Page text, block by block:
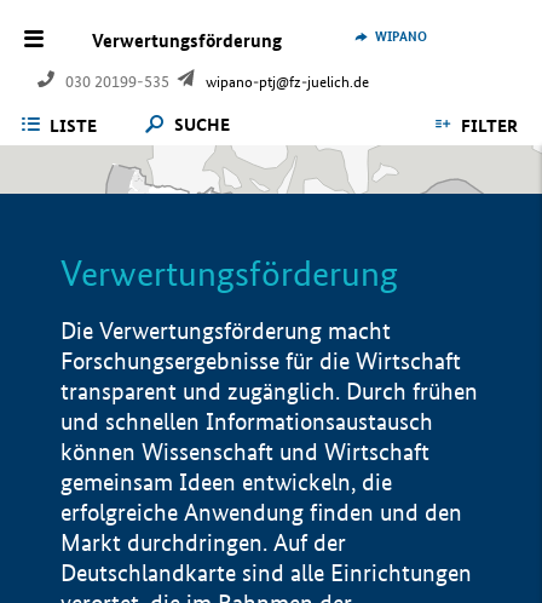
Verwertungsförderung
030 20199-535 wipano-ptj@fz-juelich.de
WIPANO
LISTE SUCHE FILTER
Verwertungsförderung
Die Verwertungsförderung macht
Forschungsergebnisse für die Wirtschaft
transparent und zugänglich. Durch frühen
und schnellen Informationsaustausch
können Wissenschaft und Wirtschaft
gemeinsam Ideen entwickeln, die
erfolgreiche Anwendung finden und den
Markt durchdringen. Auf der
Deutschlandkarte sind alle Einrichtungen